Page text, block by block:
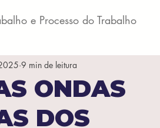
e Processo do Trabalho
Direito Administrativo
Direito Econômico
ONDAS
DOS
9 min de leitura